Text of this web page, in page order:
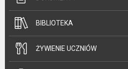
BIBLIOTEKA
ŻYWIENIE UCZNIÓW